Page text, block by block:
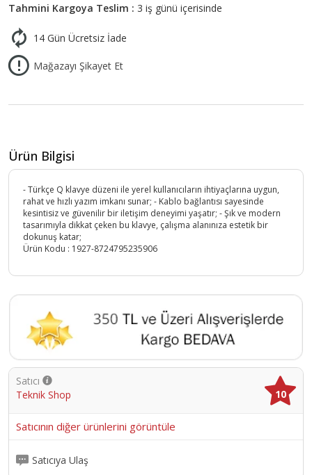
Tahmini Kargoya Teslim : 3 iş günü içerisinde
14 Gün Ücretsiz İade
Mağazayı Şikayet Et
Ürün Bilgisi
- Türkçe Q klavye düzeni ile yerel kullanıcıların ihtiyaçlarına uygun,
rahat ve hızlı yazım imkanı sunar; - Kablo bağlantısı sayesinde
kesintisiz ve güvenilir bir iletişim deneyimi yaşatır; - Şık ve modern
tasarımıyla dikkat çeken bu klavye, çalışma alanınıza estetik bir
dokunuş katar;
Ürün Kodu : 1927-8724795235906
Satıcı
Teknik Shop
10
Satıcının diğer ürünlerini görüntüle
Satıcıya Ulaş